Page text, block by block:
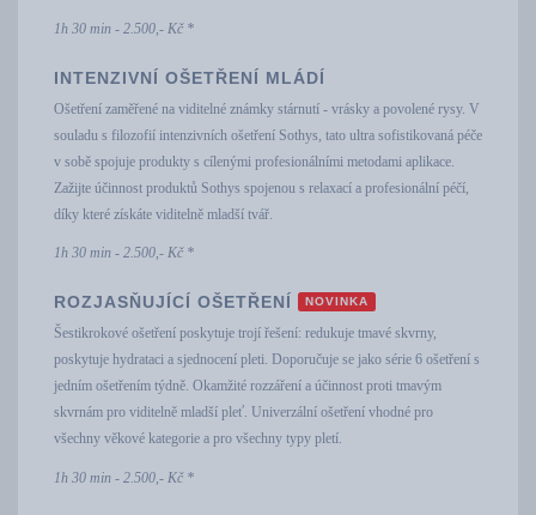
1h 30 min - 2.500,- Kč *
INTENZIVNÍ OŠETŘENÍ MLÁDÍ
Ošetření zaměřené na viditelné známky stárnutí - vrásky a povolené rysy. V
souladu s filozofií intenzivních ošetření Sothys, tato ultra sofistikovaná péče
v sobě spojuje produkty s cílenými profesionálními metodami aplikace.
Zažijte účinnost produktů Sothys spojenou s relaxací a profesionální péčí,
díky které získáte viditelně mladší tvář.
1h 30 min - 2.500,- Kč *
ROZJASŇUJÍCÍ OŠETŘENÍ NOVINKA
Šestikrokové ošetření poskytuje trojí řešení: redukuje tmavé skvrny,
poskytuje hydrataci a sjednocení pleti. Doporučuje se jako série 6 ošetření s
jedním ošetřením týdně. Okamžité rozzáření a účinnost proti tmavým
skvrnám pro viditelně mladší pleť. Univerzální ošetření vhodné pro
všechny věkové kategorie a pro všechny typy pletí.
1h 30 min - 2.500,- Kč *